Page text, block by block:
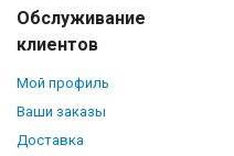
Обслуживание
клиентов
Мой профиль
Ваши заказы
Доставка